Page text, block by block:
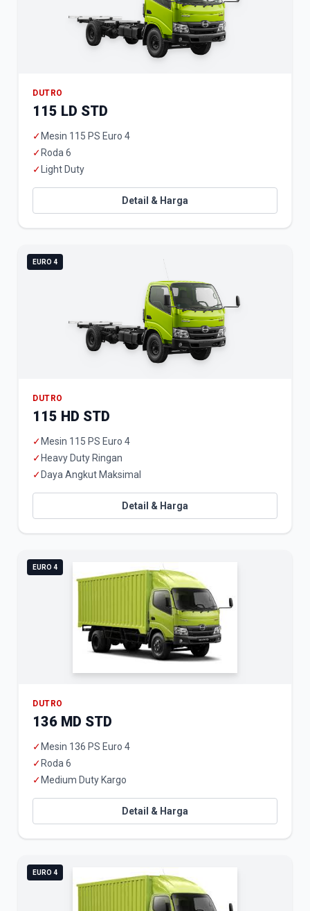
DUTRO
115 LD STD
✓ Mesin 115 PS Euro 4
✓ Roda 6
✓ Light Duty
Detail & Harga
EURO 4
DUTRO
115 HD STD
✓ Mesin 115 PS Euro 4
✓ Heavy Duty Ringan
✓ Daya Angkut Maksimal
Detail & Harga
EURO 4
DUTRO
136 MD STD
✓ Mesin 136 PS Euro 4
✓ Roda 6
✓ Medium Duty Kargo
Detail & Harga
EURO 4